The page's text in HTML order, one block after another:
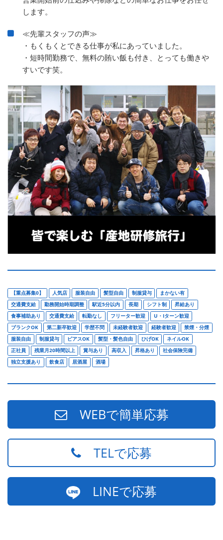
します。
≪先輩スタッフの声≫
・もくもくとできる仕事が私にあっていました。
・短時間勤務で、無料の賄い飯も付き、とっても働きや
すいです笑。
【重点募集0】 人気店 服装自由 髪型自由 制服貸与
まかない有
交通費支給
勤務開始時期調整 駅近5分以内 長期 シフト制
昇給あり
食事補助あり
交通費支給 転勤なし フリーター歓迎
U・Iターン歓迎
ブランクOK
第二新卒歓迎 学歴不問 未経験者歓迎 経験者歓迎
禁煙・分煙
服装自由
制服貸与 ピアスOK 髪型・髪色自由 ひげOK
ネイルOK
正社員
残業月20時間以上 賞与あり 高収入 昇格あり
社会保険完備
独立支援あり
飲食店 居酒屋 酒場
WEBで簡単応募
TELで応募
LINEで応募